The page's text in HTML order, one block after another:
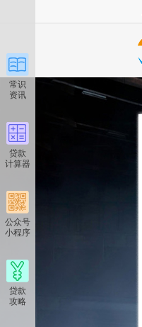
常识
资讯
贷款
计算器
公众号
小程序
贷款
攻略